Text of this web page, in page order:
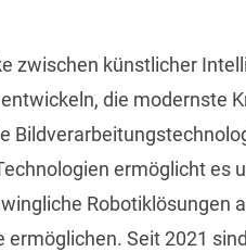
zwischen künstlicher
die modernste
ermöglicht es
Robotiklösungen
Seit 2021